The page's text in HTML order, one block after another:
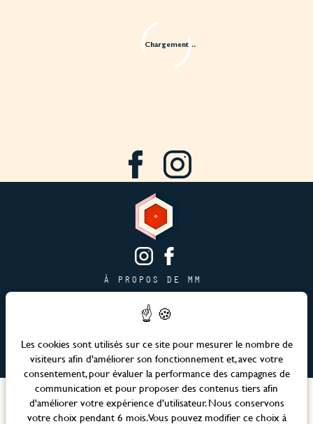
À PROPOS DE MM
PAGE JOBS
PUBLICITÉ & PARTENARIATS
PLAN DU SITE
Langues
Les cookies sont utilisés sur ce site pour mesurer le nombre de
visiteurs afin d'améliorer son fonctionnement et, avec votre
consentement, pour évaluer la performance des campagnes de
communication et pour proposer des contenus tiers afin
d'améliorer votre expérience d'utilisateur. Nous conservons
votre choix pendant 6 mois. Vous pouvez modifier ce choix à